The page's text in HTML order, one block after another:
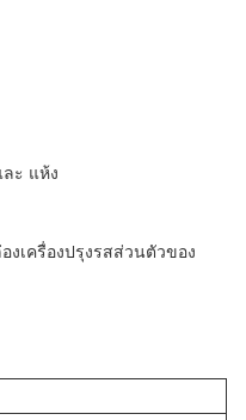
ละ แห้ง
เครื่องปรุงรสส่วนตัวของ